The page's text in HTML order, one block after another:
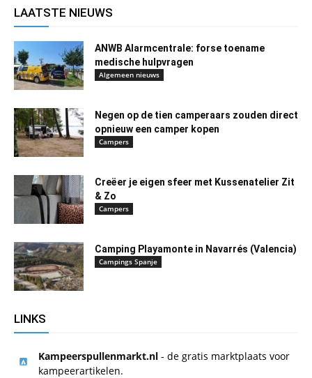
LAATSTE NIEUWS
ANWB Alarmcentrale: forse toename
medische hulpvragen
Algemeen nieuws
Negen op de tien camperaars zouden direct
opnieuw een camper kopen
Campers
Creëer je eigen sfeer met Kussenatelier Zit
& Zo
Campers
Camping Playamonte in Navarrés (Valencia)
Campings Spanje
LINKS
Kampeerspullenmarkt.nl - de gratis marktplaats voor
kampeerartikelen.